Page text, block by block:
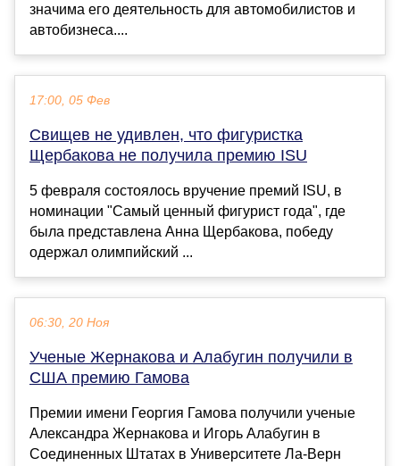
значима его деятельность для автомобилистов и
автобизнеса....
17:00, 05 Фев
Свищев не удивлен, что фигуристка
Щербакова не получила премию ISU
5 февраля состоялось вручение премий ISU, в
номинации "Самый ценный фигурист года", где
была представлена Анна Щербакова, победу
одержал олимпийский ...
06:30, 20 Ноя
Ученые Жернакова и Алабугин получили в
США премию Гамова
Премии имени Георгия Гамова получили ученые
Александра Жернакова и Игорь Алабугин в
Соединенных Штатах в Университете Ла-Верн